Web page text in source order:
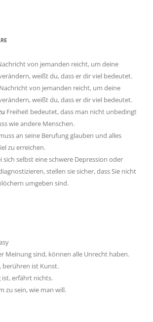
von jemanden reicht, um deine
weißt du, dass er dir viel bedeutet.
von jemanden reicht, um deine
weißt du, dass er dir viel bedeutet.
Freiheit bedeutet, dass man nicht unbedingt
wie andere Menschen.
an seine Berufung glauben und alles
zu erreichen.
sich selbst eine schwere Depression oder
stellen sie sicher, dass Sie nicht
umgeben sind.
Meinung sind, können alle Unrecht haben.
berühren ist Kunst.
erfährt nichts.
zu sein, wie man will.